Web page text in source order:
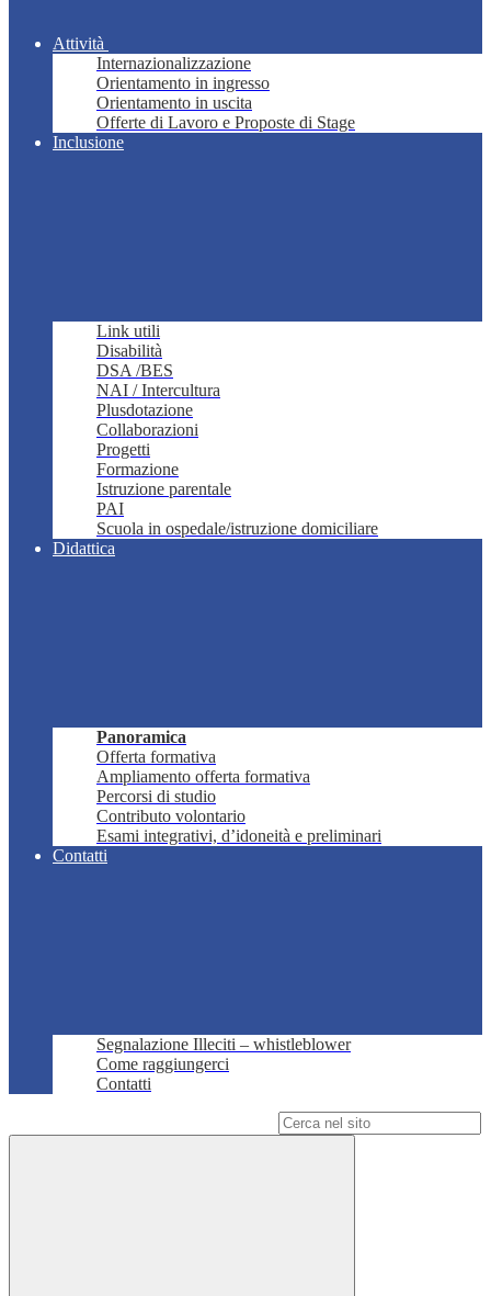
Attività
Internazionalizzazione
Orientamento in ingresso
Orientamento in uscita
Offerte di Lavoro e Proposte di Stage
Inclusione
Link utili
Disabilità
DSA /BES
NAI / Intercultura
Plusdotazione
Collaborazioni
Progetti
Formazione
Istruzione parentale
PAI
Scuola in ospedale/istruzione domiciliare
Didattica
Panoramica
Offerta formativa
Ampliamento offerta formativa
Percorsi di studio
Contributo volontario
Esami integrativi, d’idoneità e preliminari
Contatti
Segnalazione Illeciti – whistleblower
Come raggiungerci
Contatti